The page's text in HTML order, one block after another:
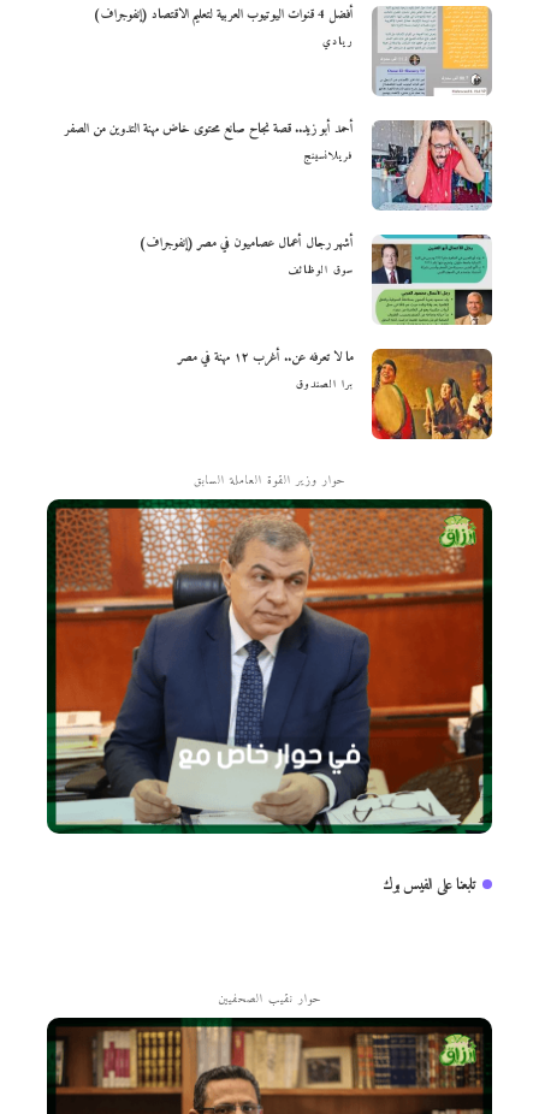
أفضل 4 قنوات اليوتيوب العربية لتعليم الاقتصاد (إنفوجراف)
ريادي
أحمد أبو زيد.. قصة نجاح صانع محتوى خاض مهنة التدوين من الصفر
فريلانسينج
أشهر رجال أعمال عصاميون في مصر (إنفوجراف)
سوق الوظائف
ما لا تعرفه عن.. أغرب ١٢ مهنة في مصر
برا الصندوق
حوار وزير القوة العاملة السابق
تابعنا على الفيس بوك
حوار نقيب الصحفيين